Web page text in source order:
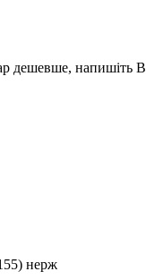
дешевше,
нерж